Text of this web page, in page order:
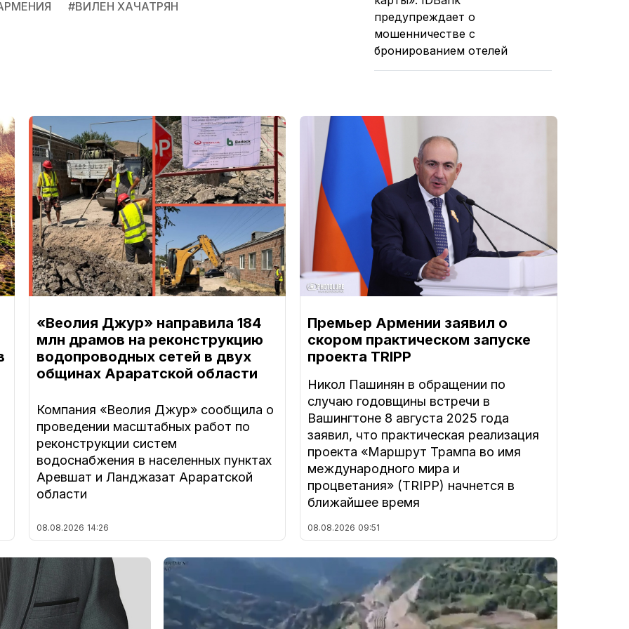
#ВИЛЕН ХАЧАТРЯН
предупреждает о
мошенничестве с
бронированием отелей
«Веолия Джур» направила 184
млн драмов на реконструкцию
водопроводных сетей в двух
общинах Араратской области
Компания «Веолия Джур» сообщила о
проведении масштабных работ по
реконструкции систем
водоснабжения в населенных пунктах
Аревшат и Ланджазат Араратской
области
08.08.2026 14:26
Премьер Армении заявил о
скором практическом запуске
проекта TRIPP
Никол Пашинян в обращении по
случаю годовщины встречи в
Вашингтоне 8 августа 2025 года
заявил, что практическая реализация
проекта «Маршрут Трампа во имя
международного мира и
процветания» (TRIPP) начнется в
ближайшее время
08.08.2026 09:51